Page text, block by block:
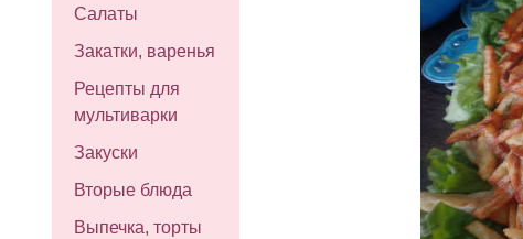
Салаты
Закатки, варенья
Рецепты для
мультиварки
Закуски
Вторые блюда
Выпечка, торты